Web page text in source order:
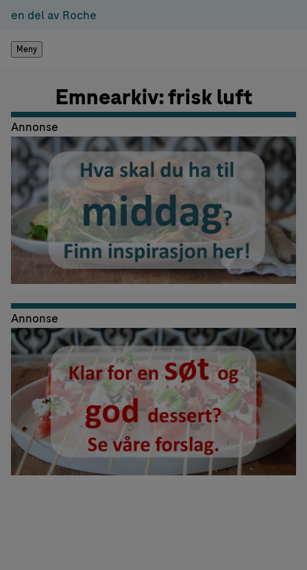
en del av Roche
Meny
Emnearkiv: frisk luft
Annonse
Annonse